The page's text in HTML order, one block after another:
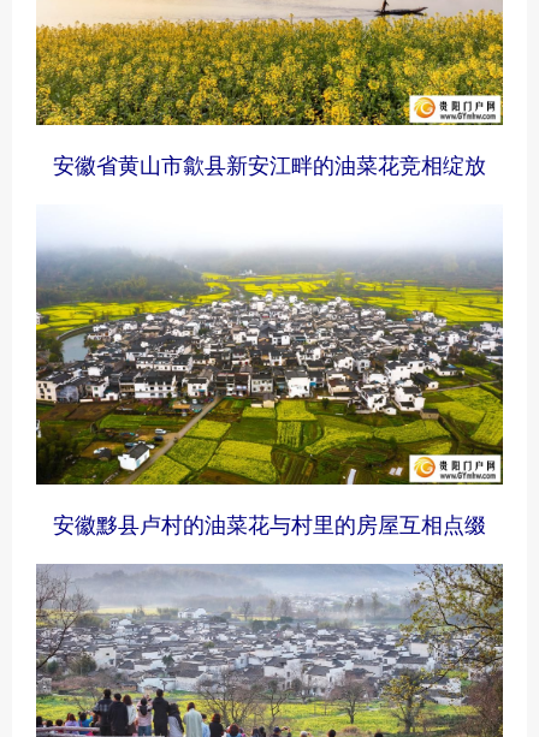
安徽省黄山市歙县新安江畔的油菜花竞相绽放
安徽黟县卢村的油菜花与村里的房屋互相点缀